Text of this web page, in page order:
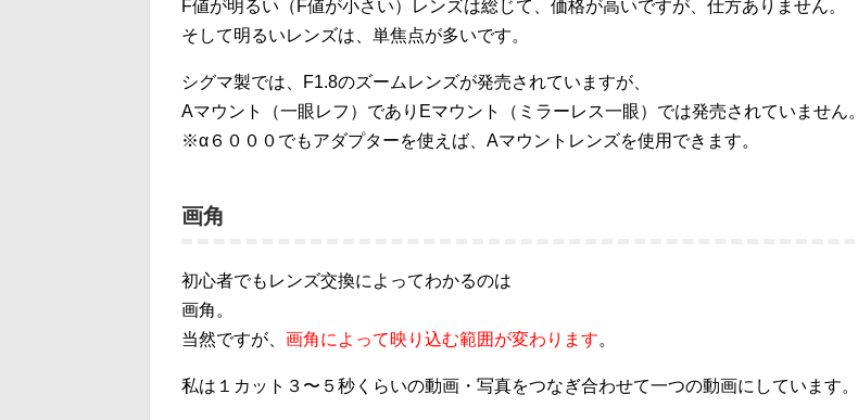
F値が明るい（F値が小さい）レンズは総じて、価格が高いですが、仕方ありません。
そして明るいレンズは、単焦点が多いです。
シグマ製では、F1.8のズームレンズが発売されていますが、
Aマウント（一眼レフ）でありEマウント（ミラーレス一眼）では発売されていません。
※α６０００でもアダプターを使えば、Aマウントレンズを使用できます。
画角
初心者でもレンズ交換によってわかるのは
画角。
当然ですが、 画角によって映り込む範囲が変わります。
私は１カット３〜５秒くらいの動画・写真をつなぎ合わせて一つの動画にしています。